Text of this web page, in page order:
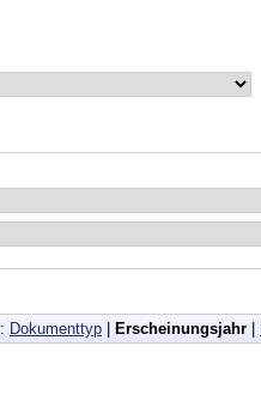
Dokumenttyp Erscheinungsjahr